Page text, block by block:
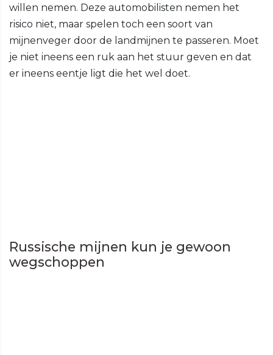
willen nemen. Deze automobilisten nemen het
risico niet, maar spelen toch een soort van
mijnenveger door de landmijnen te passeren. Moet
je niet ineens een ruk aan het stuur geven en dat
er ineens eentje ligt die het wel doet.
Russische mijnen kun je gewoon
wegschoppen